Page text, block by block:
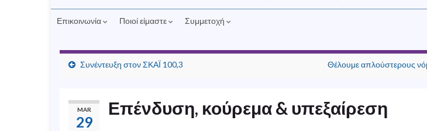
Επικοινωνία Ποιοί είμαστε Συμμετοχή
Συνέντευξη στον ΣΚΑΪ 100,3 Θέλουμε απλούστερους
MAR
29
Επένδυση, κούρεμα & υπεξαίρεση